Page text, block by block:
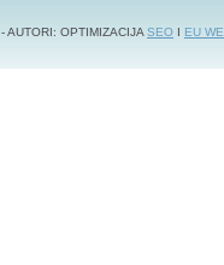
- AUTORI: OPTIMIZACIJA SEO I EU